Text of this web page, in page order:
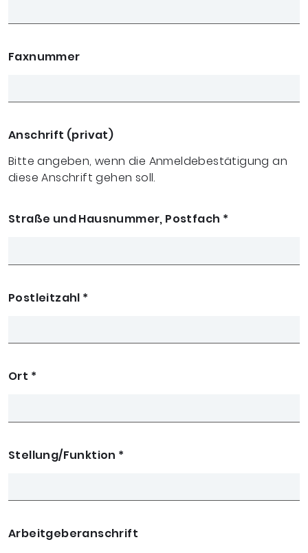
Faxnummer
Anschrift (privat)
Bitte angeben, wenn die Anmeldebestätigung an
diese Anschrift gehen soll.
Straße und Hausnummer, Postfach *
Postleitzahl *
Ort *
Stellung/Funktion *
Arbeitgeberanschrift